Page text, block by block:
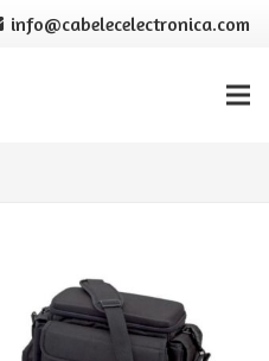
info@cabelecelectronica.com